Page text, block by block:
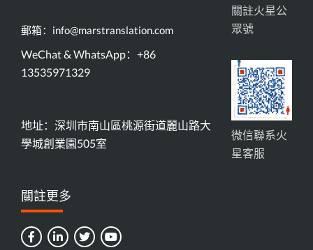
郵箱：info@marstranslation.com
WeChat & WhatsApp：+86
13535971329
地址：深圳市南山區桃源街道麗山路大
學城創業園505室
關註更多
關註火星公
眾號
微信聯系火
星客服